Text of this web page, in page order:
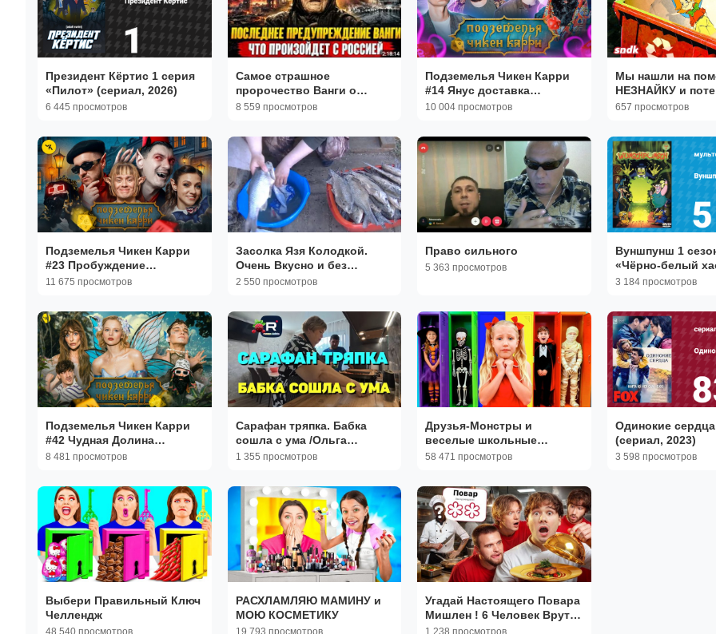
Президент Кёртис 1 серия
«Пилот» (сериал, 2026)
6 445 просмотров
Самое страшное
пророчество Ванги о
России оказалось
8 559 просмотров
Подземелья Чикен Карри
#14 Янус доставка
(Поперечный, Руслан
10 004 просмотров
Мы нашли на
НЕЗНАЙКУ и
мультфильмы
657 просмотров
Подземелья Чикен Карри
#23 Пробуждение
Сосунеску (Соболев,
11 675 просмотров
Засолка Язя Колодкой.
Очень Вкусно и без
Описторхоза!
2 550 просмотров
Право сильного
5 363 просмотров
Вуншпунш 1
«Чёрно-белый
(мультсериал,
3 184 просмотров
Подземелья Чикен Карри
#42 Чудная Долина
(Варнава, Бортич,
8 481 просмотров
Сарафан тряпка. Бабка
сошла с ума /Ольга
Уралочка Обзор
1 355 просмотров
Друзья-Монстры и
веселые школьные
истории с оттенком
58 471 просмотров
Одинокие
(сериал, 2023)
3 598 просмотров
Выбери Правильный Ключ
Челлендж
48 540 просмотров
РАСХЛАМЛЯЮ МАМИНУ и
МОЮ КОСМЕТИКУ
19 793 просмотров
Угадай Настоящего Повара
Мишлен ! 6 Человек Врут, 1
Говорит Правду! (Кореш,
1 238 просмотров